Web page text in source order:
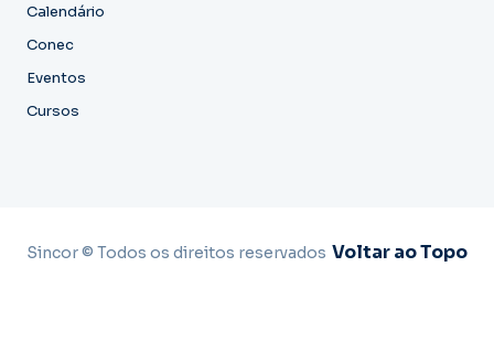
Calendário
Conec
Eventos
Cursos
Sincor © Todos os direitos reservados Voltar ao Topo